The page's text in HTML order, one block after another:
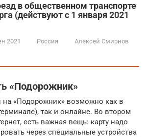
в общественном транспорте
(действуют с 1 января 2021
2021 Россия Алексей Смирнов
«Подорожник»
на «Подорожник» возможно как в
так и онлайне. Во втором
есть важная вещь: карту надо
через специальные устройства